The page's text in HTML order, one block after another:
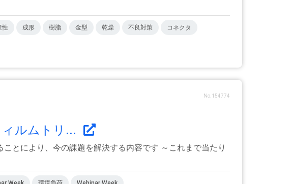
性 成形 樹脂 金型 乾燥 不良対策 コネクタ
No.154774
ルムトリ...
により、今の課題を解決する内容です ～これまで当たり